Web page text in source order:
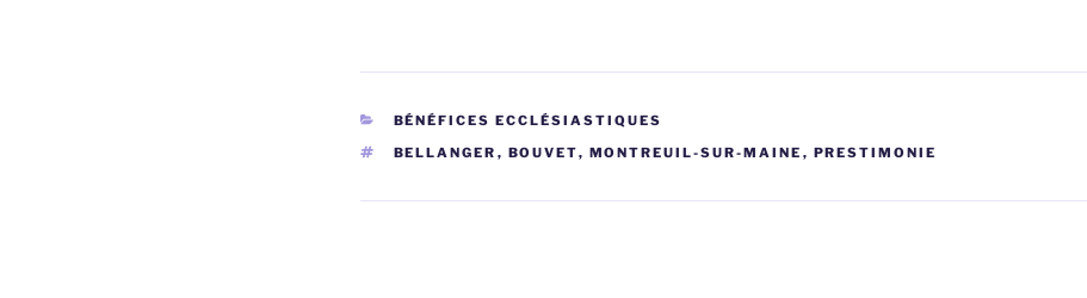
CATÉGORIES
BÉNÉFICES ECCLÉSIASTIQUES
ÉTIQUETTES
BELLANGER , BOUVET, MONTREUIL-SUR-MAINE , PRESTIMONIE